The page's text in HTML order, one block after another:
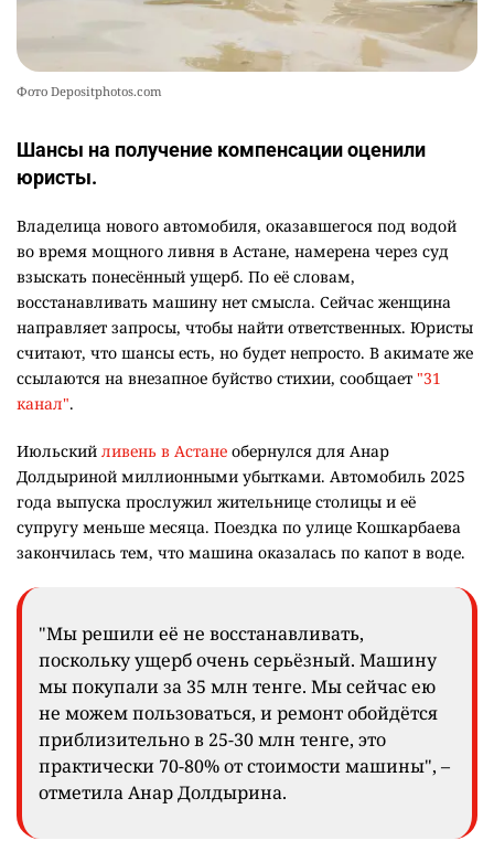
Фото Depositphotos.com
Шансы на получение компенсации оценили
юристы.
Владелица нового автомобиля, оказавшегося под водой
во время мощного ливня в Астане, намерена через суд
взыскать понесённый ущерб. По её словам,
восстанавливать машину нет смысла. Сейчас женщина
направляет запросы, чтобы найти ответственных. Юристы
считают, что шансы есть, но будет непросто. В акимате же
ссылаются на внезапное буйство стихии, сообщает "31
канал".
Июльский ливень в Астане обернулся для Анар
Долдыриной миллионными убытками. Автомобиль 2025
года выпуска прослужил жительнице столицы и её
супругу меньше месяца. Поездка по улице Кошкарбаева
закончилась тем, что машина оказалась по капот в воде.
"Мы решили её не восстанавливать,
поскольку ущерб очень серьёзный. Машину
мы покупали за 35 млн тенге. Мы сейчас ею
не можем пользоваться, и ремонт обойдётся
приблизительно в 25-30 млн тенге, это
практически 70-80% от стоимости машины", –
отметила Анар Долдырина.